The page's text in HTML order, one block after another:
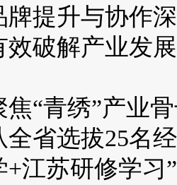
牌提升与协作
效破解产业发
青绣”产业骨
全省选拔25名
江苏研修学习